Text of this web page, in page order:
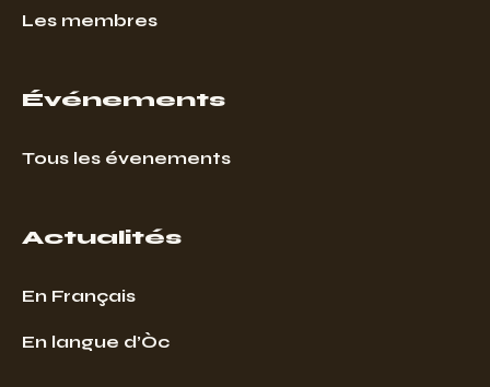
Les membres
Événements
Tous les évenements
Actualités
En Français
En langue d’Òc